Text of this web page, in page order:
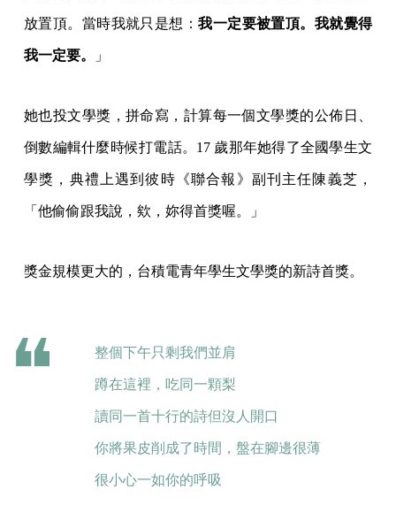
放置頂。當時我就只是想：我一定要被置頂。我就覺得
我一定要。 」
她也投文學獎，拼命寫，計算每一個文學獎的公佈日、
倒數編輯什麼時候打電話。17 歲那年她得了全國學生文
學獎，典禮上遇到彼時《聯合報》副刊主任陳義芝，
「他偷偷跟我說，欸，妳得首獎喔。」
獎金規模更大的，台積電青年學生文學獎的新詩首獎。
整個下午只剩我們並肩
蹲在這裡，吃同一顆梨
讀同一首十行的詩但沒人開口
你將果皮削成了時間，盤在腳邊很薄
很小心一如你的呼吸